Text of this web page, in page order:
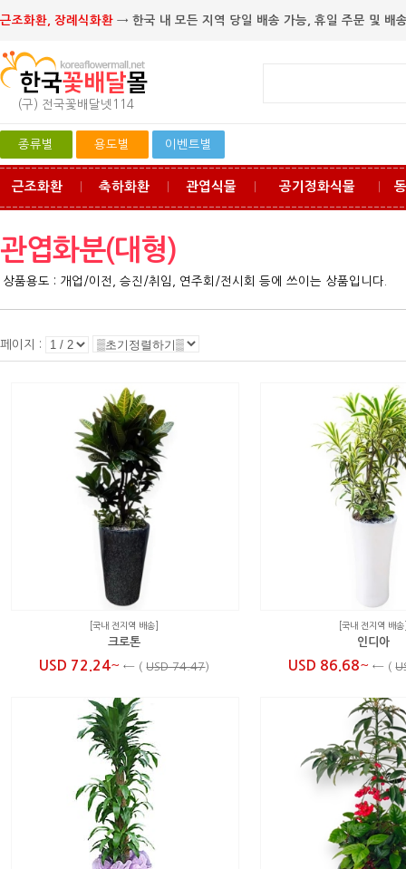
근조화환, 장례식화환 → 한국 내 모든 지역 당일 배송 가능, 휴일 주문 및 배
(구) 전국꽃배달넷114
종류별 용도별 이벤트별
근조화환 축하화환 관엽식물 공기정화식물
관엽화분(대형)
상품용도 : 개업/이전, 승진/취임, 연주회/전시회 등에 쓰이는 상품입니다.
페이지 :
[국내 전지역 배송]
크로톤
USD 72.24~ ← (USD 74.47)
[국내 전지역 배
인디아
USD 86.68~ ← (